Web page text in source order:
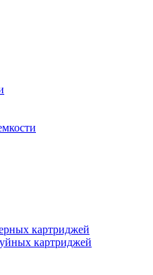
картриджей
картриджей